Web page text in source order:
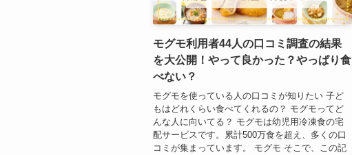
モグモ利用者44人の口コミ調査の結果
を大公開！やって良かった？やっぱり食
べない？
モグモを使っている人の口コミが知りたい 子ど
もはどれくらい食べてくれるの？ モグモってど
んな人に向いてる？ モグモは幼児用冷凍食の宅
配サービスです。累計500万食を超え、多くの口
コミが集まっています。 モグモ そこで、この記